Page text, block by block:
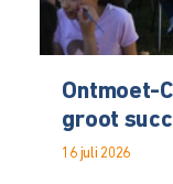
Ontmoet-
groot
16 juli 2026